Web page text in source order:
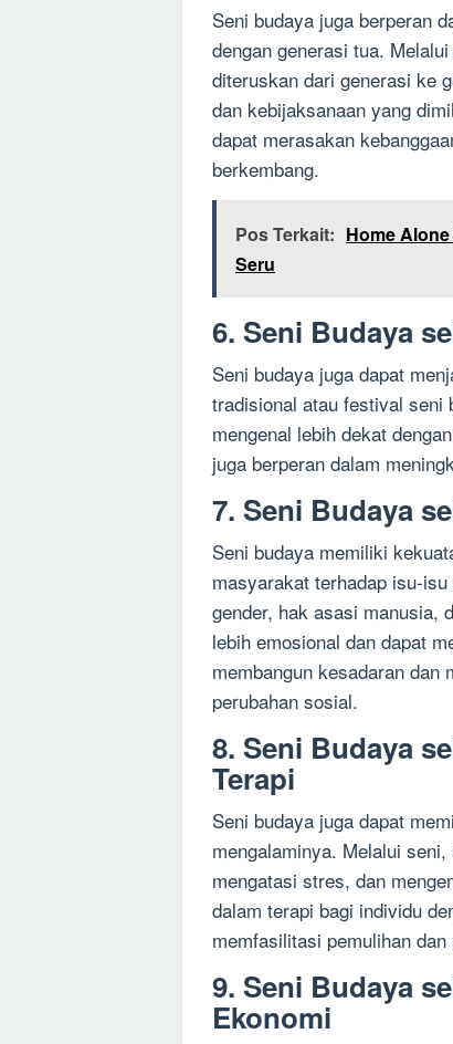
Seni budaya juga berperan
dengan generasi tua.
diteruskan dari generasi ke
dan kebijaksanaan yang
dapat merasakan
berkembang.
Pos Terkait: Home
Seru
6. Seni Budaya
Seni budaya juga dapat
tradisional atau festival seni
mengenal lebih dekat
juga berperan dalam
7. Seni Budaya
Seni budaya memiliki
masyarakat terhadap isu-
gender, hak asasi manusia,
lebih emosional dan dapat
membangun kesadaran
perubahan sosial.
8. Seni Budaya
Terapi
Seni budaya juga dapat
mengalaminya. Melalui
mengatasi stres, dan
dalam terapi bagi individu
memfasilitasi pemulihan
9. Seni Budaya
Ekonomi